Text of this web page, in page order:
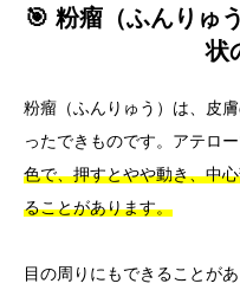
🎯 粉瘤（ふんりゅ
状
粉瘤（ふんりゅう）は、皮
ったできものです。アテロ
色で、押すとやや動き、中
ることがあります。
目の周りにもできることが